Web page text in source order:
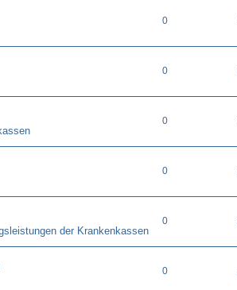
0
0
0
0
der Krankenkassen
0
0